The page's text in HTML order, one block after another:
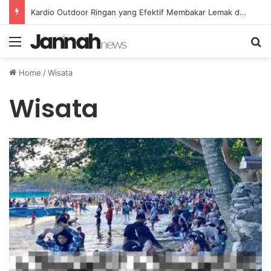
Kardio Outdoor Ringan yang Efektif Membakar Lemak dan Menyegarkan Tubuh Anda
Menu
Home /Wisata
Wisata